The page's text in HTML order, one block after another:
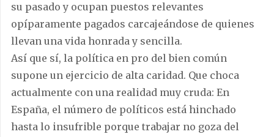
su pasado y ocupan puestos relevantes
opíparamente pagados carcajeándose de quienes
llevan una vida honrada y sencilla.
Así que sí, la política en pro del bien común
supone un ejercicio de alta caridad. Que choca
actualmente con una realidad muy cruda: En
España, el número de políticos está hinchado
hasta lo insufrible porque trabajar no goza del